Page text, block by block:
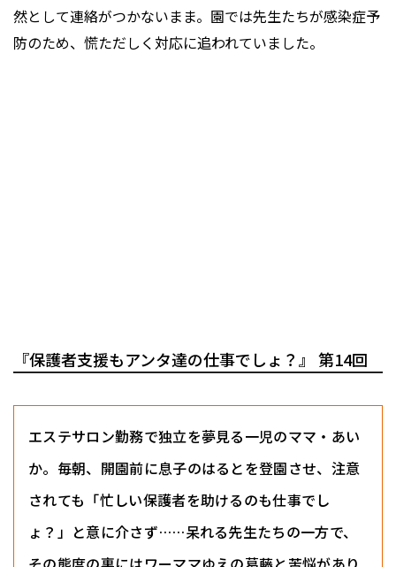
然として連絡がつかないまま。園では先生たちが感染症予
防のため、慌ただしく対応に追われていました――。
『保護者支援もアンタ達の仕事でしょ？』 第14回
エステサロン勤務で独立を夢見る一児のママ・あい
か。毎朝、開園前に息子のはるとを登園させ、注意
されても「忙しい保護者を助けるのも仕事でし
ょ？」と意に介さず……呆れる先生たちの一方で、